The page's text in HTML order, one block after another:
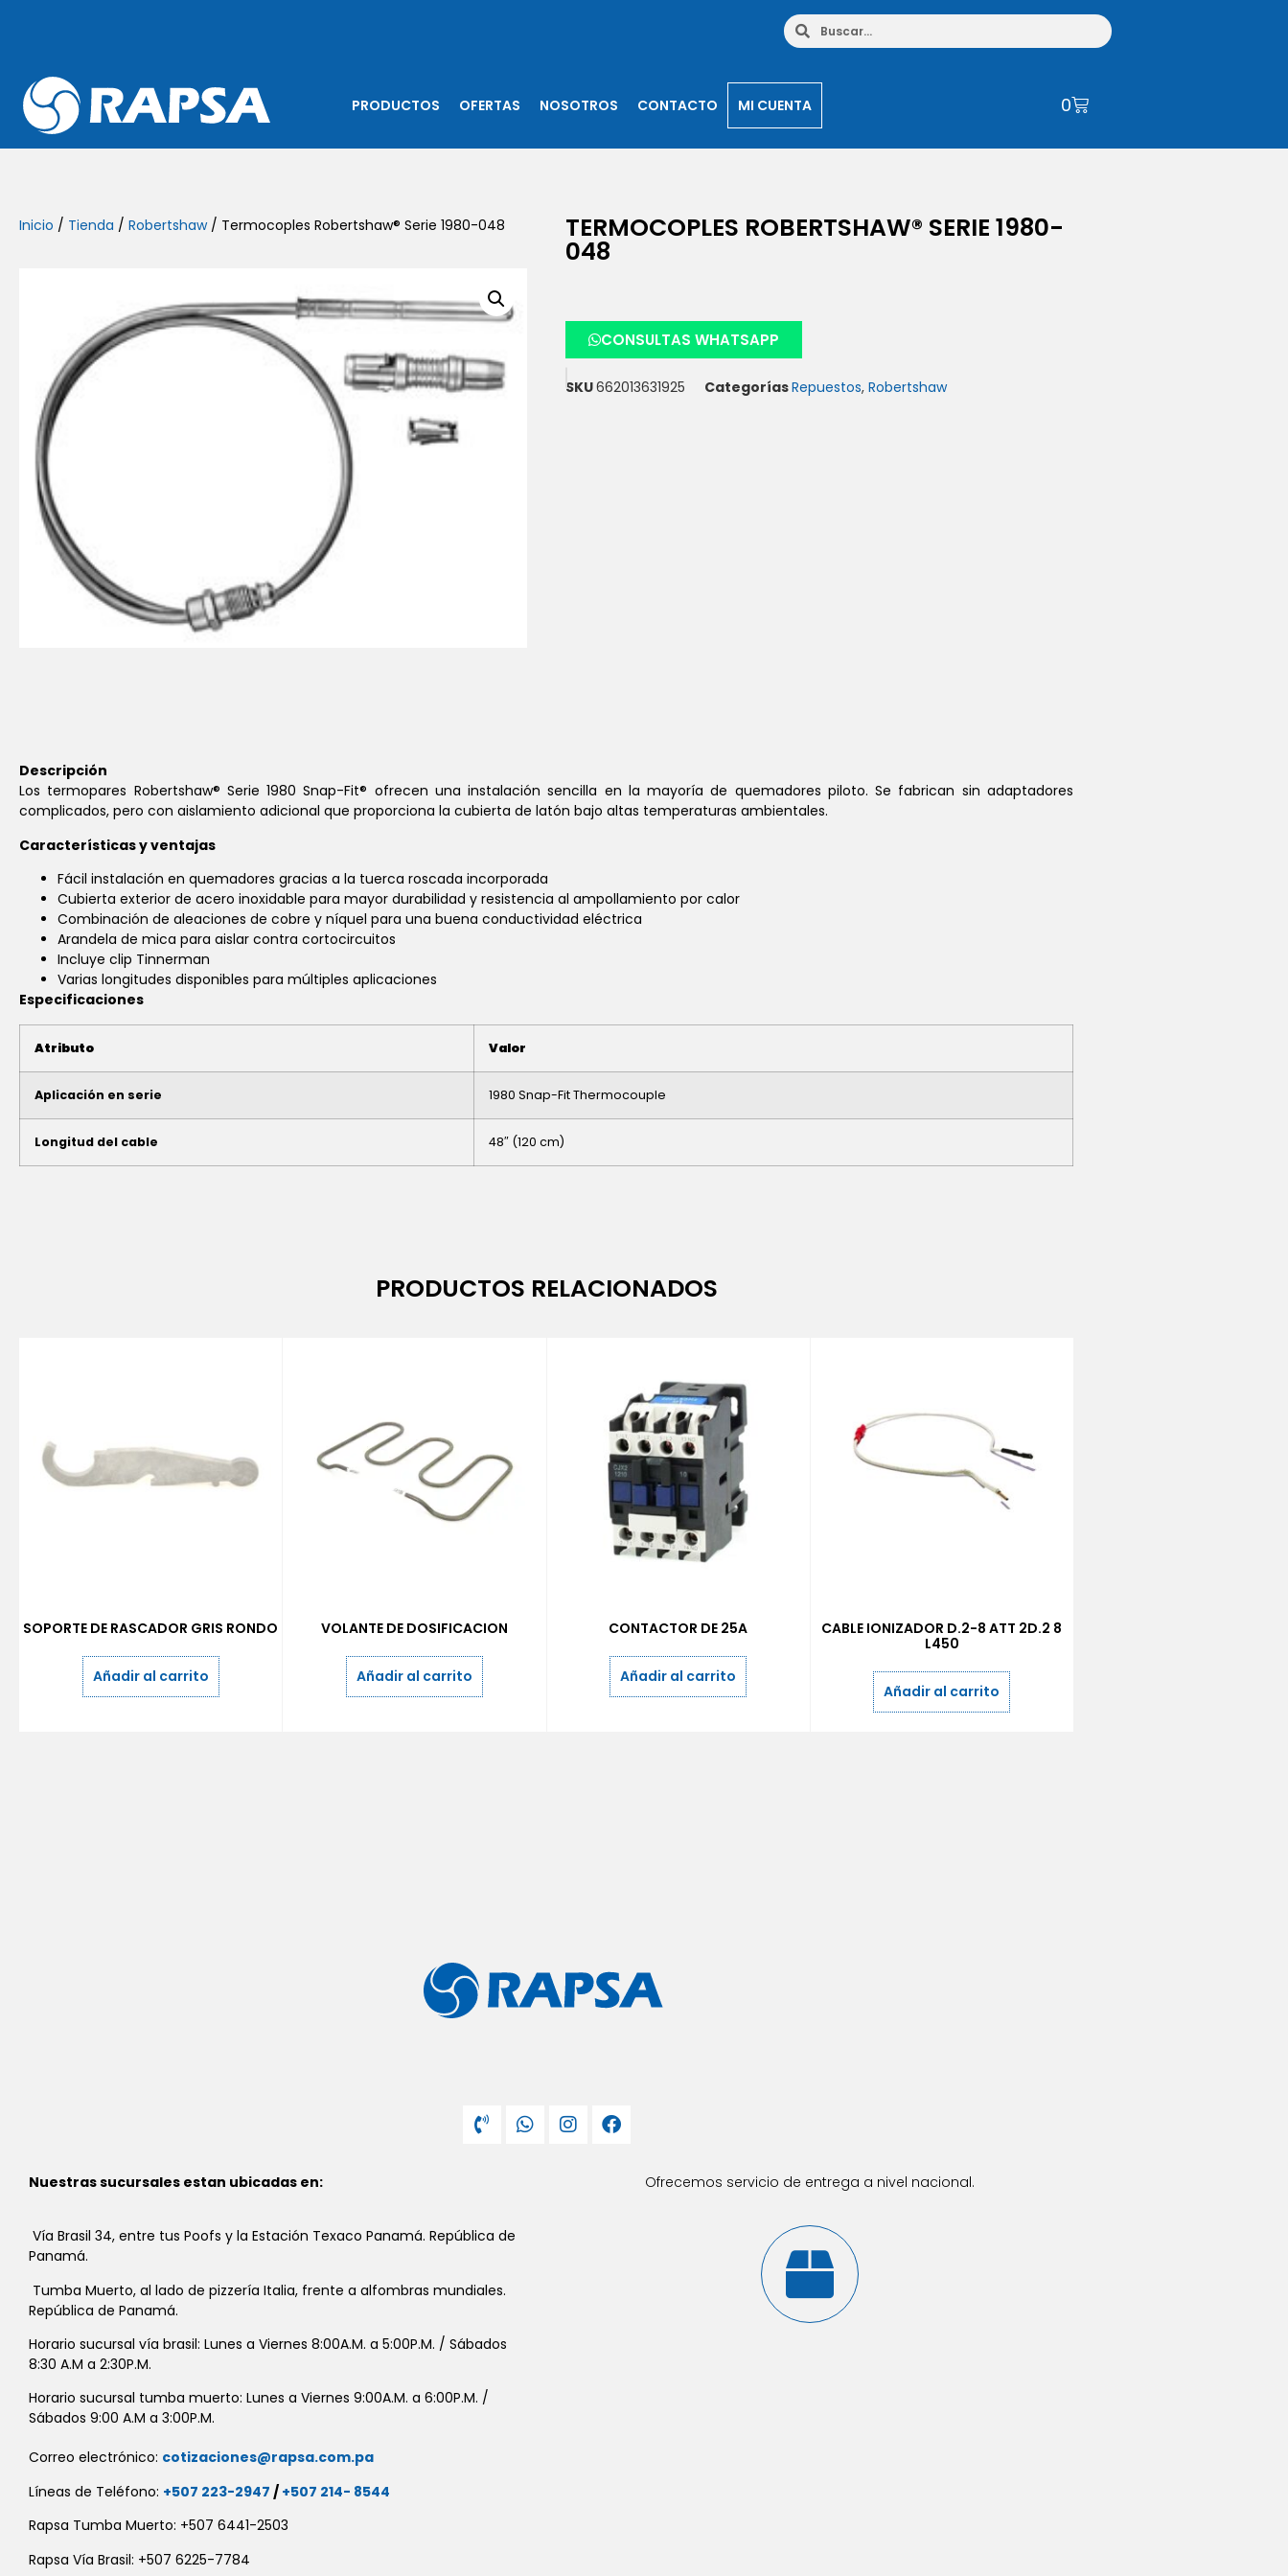
PRODUCTOS OFERTAS NOSOTROS CONTACTO MI CUENTA 0
Inicio / Tienda / Robertshaw/ Termocoples Robertshaw® Serie 1980-048 TERMOCOPLES ROBERTSHAW® SERIE 1980-
048
CONSULTAS WHATSAPP
SKU662013631925 CategoríasRepuestos, Robertshaw
Descripción
Los termopares Robertshaw® Serie 1980 Snap-Fit® ofrecen una instalación sencilla en la mayoría de quemadores piloto. Se fabrican sin adaptadores
complicados, pero con aislamiento adicional que proporciona la cubierta de latón bajo altas temperaturas ambientales.
Características y ventajas
Fácil instalación en quemadores gracias a la tuerca roscada incorporada
Cubierta exterior de acero inoxidable para mayor durabilidad y resistencia al ampollamiento por calor
Combinación de aleaciones de cobre y níquel para una buena conductividad eléctrica
Arandela de mica para aislar contra cortocircuitos
Incluye clip Tinnerman
Varias longitudes disponibles para múltiples aplicaciones
Especificaciones
Atributo Valor
Aplicación en serie 1980 Snap-Fit Thermocouple
Longitud del cable 48″ (120 cm)
PRODUCTOS RELACIONADOS
SOPORTE DE RASCADOR GRIS RONDO
Añadir al carrito
VOLANTE DE DOSIFICACION
Añadir al carrito
CONTACTOR DE 25A
Añadir al carrito
CABLE IONIZADOR D.2-8 ATT 2D.2 8
L450
Añadir al carrito
Nuestras sucursales estan ubicadas en:
Vía Brasil 34, entre tus Poofs y la Estación Texaco Panamá. República de
Panamá.
Tumba Muerto, al lado de pizzería Italia, frente a alfombras mundiales.
República de Panamá.
Horario sucursal vía brasil: Lunes a Viernes 8:00A.M. a 5:00P.M. / Sábados
8:30 A.M a 2:30P.M.
Horario sucursal tumba muerto: Lunes a Viernes 9:00A.M. a 6:00P.M. /
Sábados 9:00 A.M a 3:00P.M.
Correo electrónico: cotizaciones@rapsa.com.pa
Líneas de Teléfono: +507 223-2947 / +507 214- 8544
Rapsa Tumba Muerto: +507 6441-2503
Rapsa Vía Brasil: +507 6225-7784
Ofrecemos servicio de entrega a nivel nacional.